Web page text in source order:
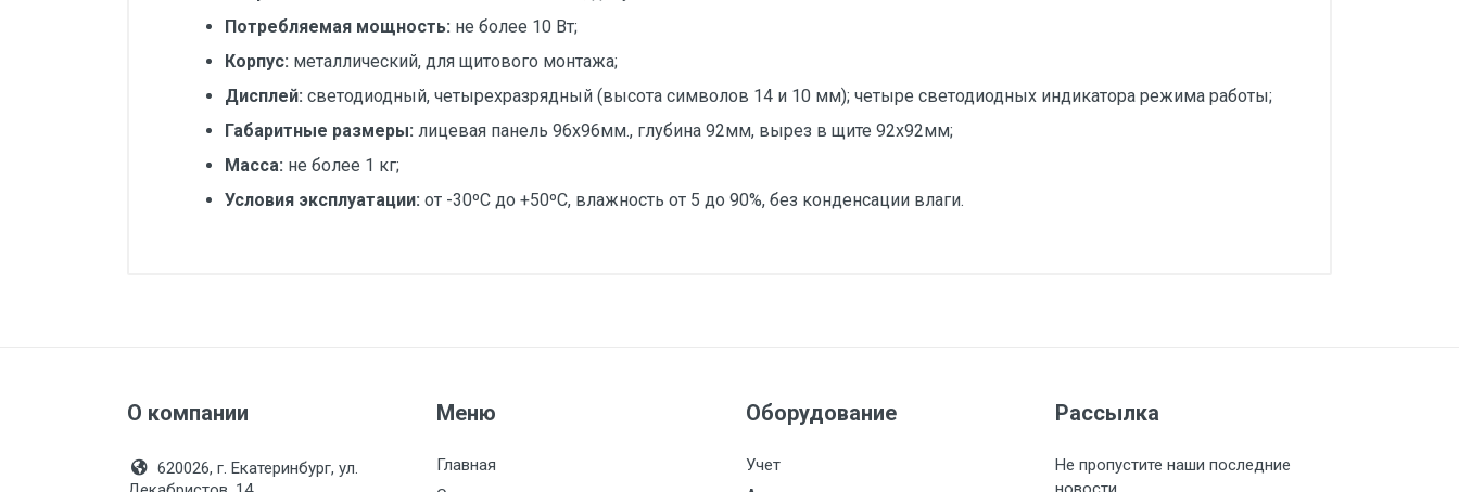
Потребляемая мощность: не более 10 Вт;
Корпус: металлический, для щитового монтажа;
Дисплей: светодиодный, четырехразрядный (высота символов 14 и 10 мм); четыре светодиодных индикатора режима работы;
Габаритные размеры: лицевая панель 96х96мм., глубина 92мм, вырез в щите 92х92мм;
Масса: не более 1 кг;
Условия эксплуатации: от -30ºС до +50ºС, влажность от 5 до 90%, без конденсации влаги.
Монтажная длина, мм:
О компании
620026, г. Екатеринбург, ул.
Меню
Главная
Оборудование
Учет
Рассылка
Не пропустите наши последние